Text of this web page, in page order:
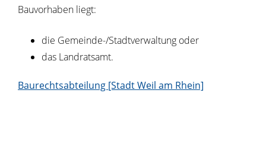
Bauvorhaben liegt:
die Gemeinde-/Stadtverwaltung oder
das Landratsamt.
Baurechtsabteilung [Stadt Weil am Rhein]